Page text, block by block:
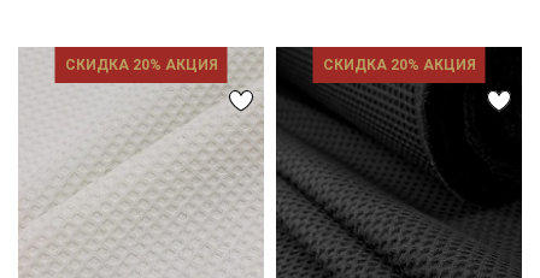
СКИДКА 20% АКЦИЯ СКИДКА 20% АКЦИЯ
данныхи даю Согласие на обработку персональных
данных
Согласие на получение рекламных и
информационных рассылок